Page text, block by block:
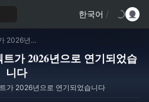
한국어 /
속보: Far Cry 7 프로젝트가 2026년으로 연기되었습니다
가 2026년으로 연기되었습
니다
가 2026년으로 연기되었습니다